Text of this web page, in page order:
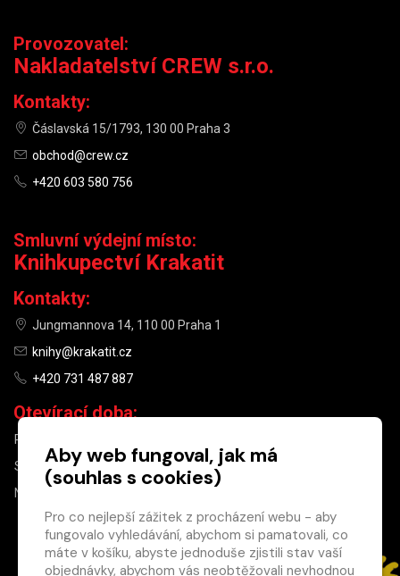
×
Provozovatel:
Nakladatelství CREW s.r.o.
Kontakty:
Čáslavská 15/1793, 130 00 Praha 3
obchod@crew.cz
+420 603 580 756
Smluvní výdejní místo:
Knihkupectví Krakatit
Kontakty:
Jungmannova 14, 110 00 Praha 1
knihy@krakatit.cz
+420 731 487 887
Otevírací doba:
PO–PÁ
SO
10:00–13:00
NE
Aby web fungoval, jak má
(souhlas s cookies)
Pro co nejlepší zážitek z procházení webu - aby
fungovalo vyhledávání, abychom si pamatovali, co
máte v košíku, abyste jednoduše zjistili stav vaší
objednávky, abychom vás neobtěžovali nevhodnou